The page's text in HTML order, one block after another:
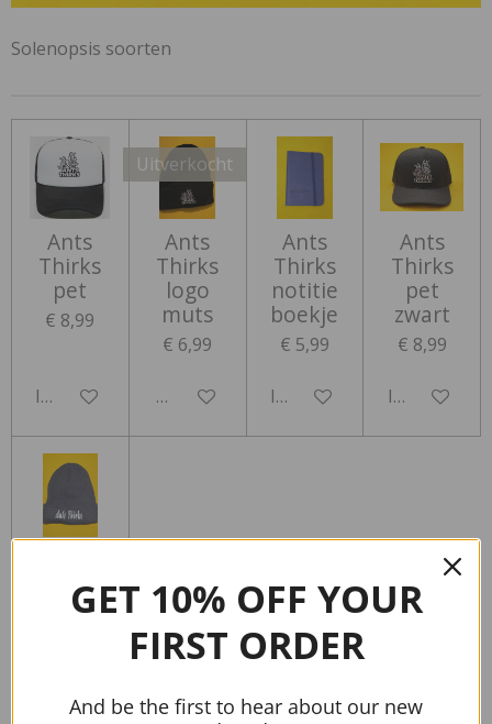
Solenopsis soorten
Ants
Thirks
pet
€ 8,99
In winkelwagen
Uitverkocht
Ants
Thirks
logo
muts
€ 6,99
Houd mij op de hoogte
Ants
Thirks
notitie
boekje
€ 5,99
In winkelwagen
Ants
Thirks
pet
zwart
€ 8,99
In
Thirks
letters
In winkelwagen
GET 10% OFF YOUR
FIRST ORDER
And be the first to hear about our new